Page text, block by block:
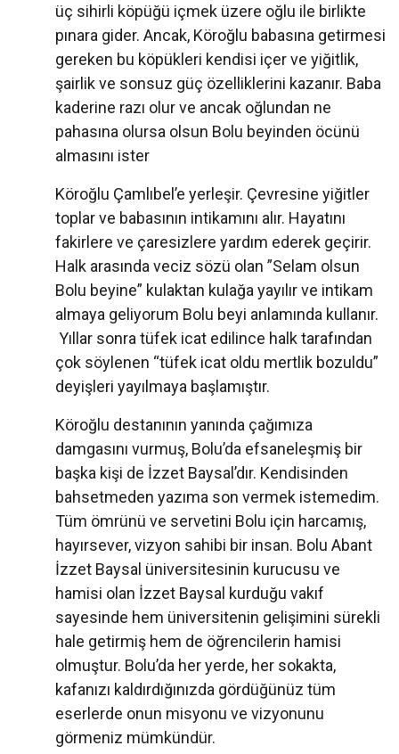
üç sihirli köpüğü içmek üzere oğlu ile birlikte
pınara gider. Ancak, Köroğlu babasına getirmesi
gereken bu köpükleri kendisi içer ve yiğitlik,
şairlik ve sonsuz güç özelliklerini kazanır. Baba
kaderine razı olur ve ancak oğlundan ne
pahasına olursa olsun Bolu beyinden öcünü
almasını ister
Köroğlu Çamlıbel’e yerleşir. Çevresine yiğitler
toplar ve babasının intikamını alır. Hayatını
fakirlere ve çaresizlere yardım ederek geçirir.
Halk arasında veciz sözü olan ”Selam olsun
Bolu beyine” kulaktan kulağa yayılır ve intikam
almaya geliyorum Bolu beyi anlamında kullanır.
Yıllar sonra tüfek icat edilince halk tarafından
çok söylenen “tüfek icat oldu mertlik bozuldu”
deyişleri yayılmaya başlamıştır.
Köroğlu destanının yanında çağımıza
damgasını vurmuş, Bolu’da efsaneleşmiş bir
başka kişi de İzzet Baysal’dır. Kendisinden
bahsetmeden yazıma son vermek istemedim.
Tüm ömrünü ve servetini Bolu için harcamış,
hayırsever, vizyon sahibi bir insan. Bolu Abant
İzzet Baysal üniversitesinin kurucusu ve
hamisi olan İzzet Baysal kurduğu vakıf
sayesinde hem üniversitenin gelişimini sürekli
hale getirmiş hem de öğrencilerin hamisi
olmuştur. Bolu’da her yerde, her sokakta,
kafanızı kaldırdığınızda gördüğünüz tüm
eserlerde onun misyonu ve vizyonunu
görmeniz mümkündür.